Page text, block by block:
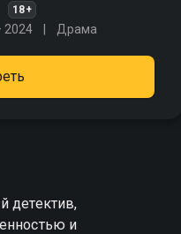
18+
2024 Драма
детектив,
и